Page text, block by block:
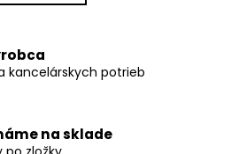
l
d
a
p
k
a
n
kancelárskych potrieb
na sklade